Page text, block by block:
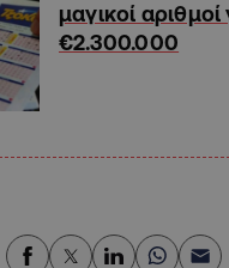
μαγικοί αριθμοί
€2.300.000